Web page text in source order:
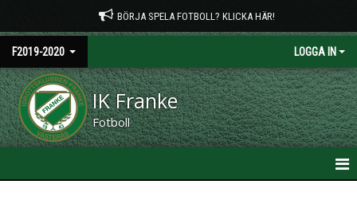
BÖRJA SPELA FOTBOLL? KLICKA HÄR!
F2019-2020 LOGGA IN
IK Franke
Fotboll